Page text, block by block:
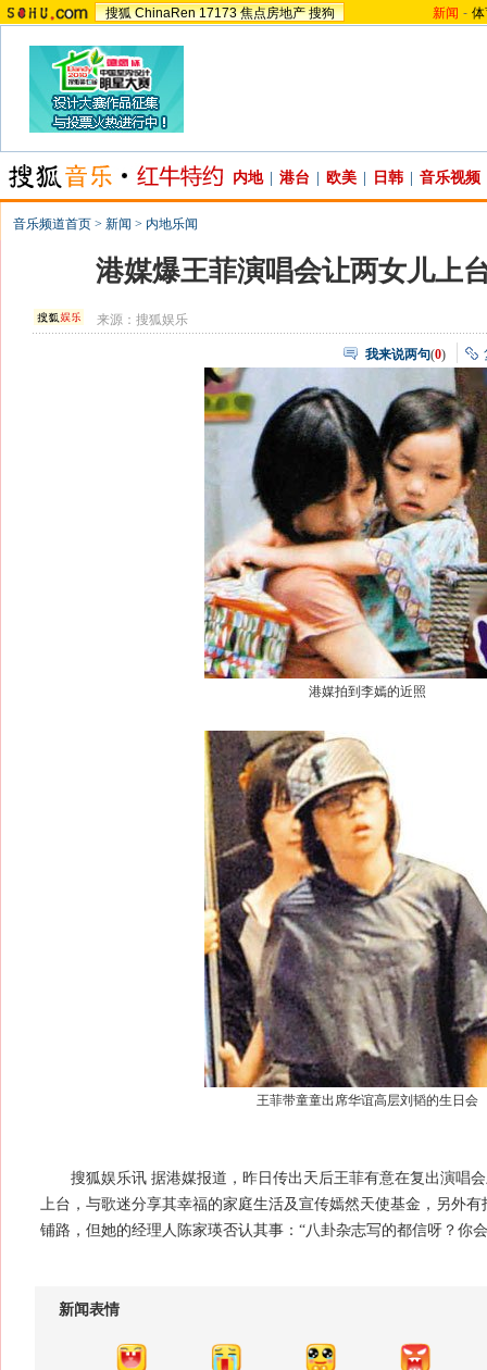
搜狐 ChinaRen 17173 焦点房地产 搜狗 新闻 -
内地 港台 欧美 日韩 音乐视频
音乐频道首页 > 新闻 > 内地乐闻
港媒爆王菲演唱会让两女儿上
来源：搜狐娱乐
我来说两句(0)
港媒拍到李嫣的近照
王菲带童童出席华谊高层刘韬的生日会
搜狐娱乐讯 据港媒报道，昨日传出天后王菲有意在复出演唱会
上台，与歌迷分享其幸福的家庭生活及宣传嫣然天使基金，另外
铺路，但她的经理人陈家瑛否认其事：“八卦杂志写的都信呀？你
新闻表情